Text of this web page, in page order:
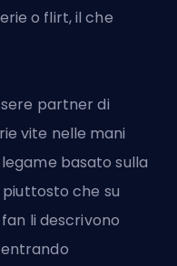
o flirt, il che
partner di
vite nelle mani
basato sulla
piuttosto che su
li descrivono